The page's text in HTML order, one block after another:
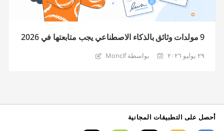
9 مولدات وثائق بالذكاء الاصطناعي يجب متابعتها في 2026
٢٩ يوليو ٢٠٢٦ بواسطة Moncif
أحصل على التطبيقات المجانية